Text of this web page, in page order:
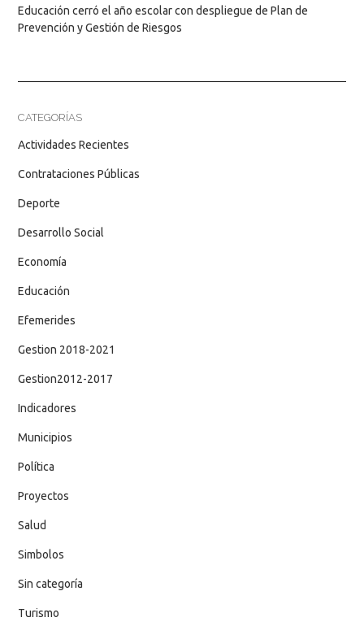
Educación cerró el año escolar con despliegue de Plan de
Prevención y Gestión de Riesgos
CATEGORÍAS
Actividades Recientes
Contrataciones Públicas
Deporte
Desarrollo Social
Economía
Educación
Efemerides
Gestion 2018-2021
Gestion2012-2017
Indicadores
Municipios
Política
Proyectos
Salud
Simbolos
Sin categoría
Turismo